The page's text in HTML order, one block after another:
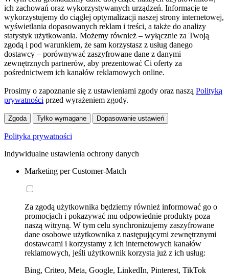
ich zachowań oraz wykorzystywanych urządzeń. Informacje te
wykorzystujemy do ciągłej optymalizacji naszej strony internetowej,
wyświetlania dopasowanych reklam i treści, a także do analizy
statystyk użytkowania. Możemy również – wyłącznie za Twoją
zgodą i pod warunkiem, że sam korzystasz z usług danego
dostawcy – porównywać zaszyfrowane dane z danymi
zewnętrznych partnerów, aby prezentować Ci oferty za
pośrednictwem ich kanałów reklamowych online.
Prosimy o zapoznanie się z ustawieniami zgody oraz naszą Polityką
prywatności przed wyrażeniem zgody.
Zgoda Tylko wymagane Dopasowanie ustawień
Polityka prywatności
Indywidualne ustawienia ochrony danych
Marketing per Customer-Match
Za zgodą użytkownika będziemy również informować go o
promocjach i pokazywać mu odpowiednie produkty poza
naszą witryną. W tym celu synchronizujemy zaszyfrowane
dane osobowe użytkownika z następującymi zewnętrznymi
dostawcami i korzystamy z ich internetowych kanałów
reklamowych, jeśli użytkownik korzysta już z ich usług:
Bing, Criteo, Meta, Google, LinkedIn, Pinterest, TikTok